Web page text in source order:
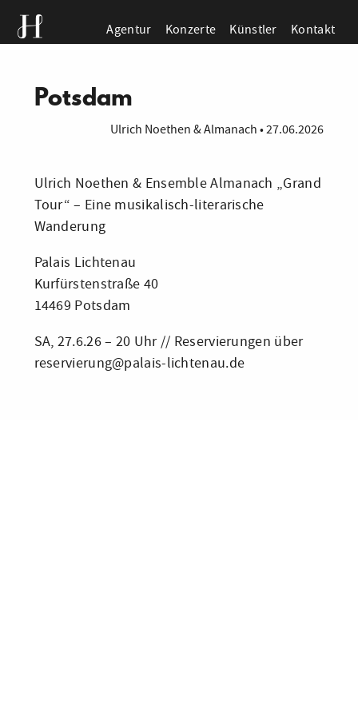
Agentur Konzerte Künstler Kontakt
Potsdam
Ulrich Noethen & Almanach•27.06.2026
Ulrich Noethen & Ensemble Almanach „Grand
Tour“ – Eine musikalisch-literarische
Wanderung
Palais Lichtenau
Kurfürstenstraße 40
14469 Potsdam
SA, 27.6.26 – 20 Uhr // Reservierungen über
reservierung@palais-lichtenau.de